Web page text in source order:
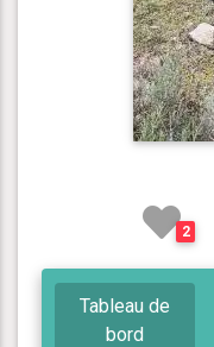
2
Tableau de
bord